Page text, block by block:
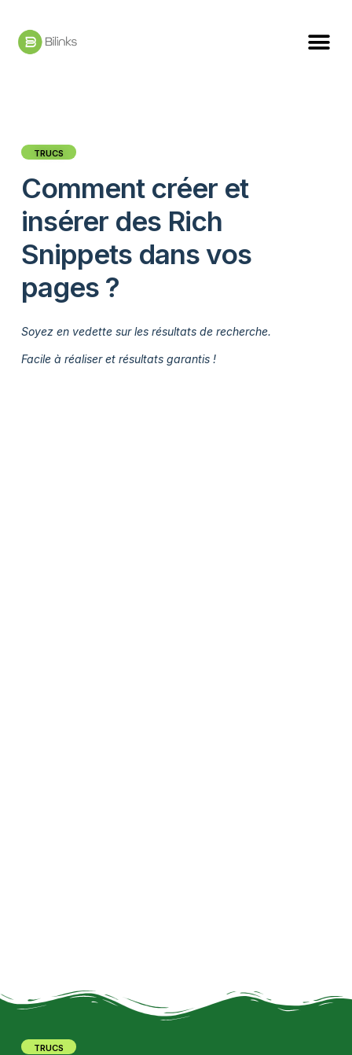
TRUCS
Comment créer et
insérer des Rich
Snippets dans vos
pages ?
Soyez en vedette sur les résultats de recherche.
Facile à réaliser et résultats garantis !
TRUCS